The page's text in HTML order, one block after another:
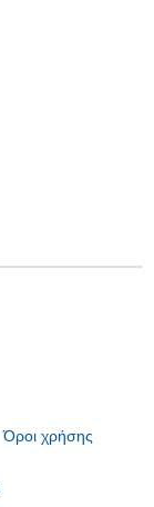
Όροι χρήσης